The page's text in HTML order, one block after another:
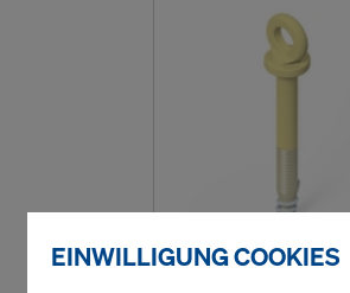
EINWILLIGUNG COOKIES